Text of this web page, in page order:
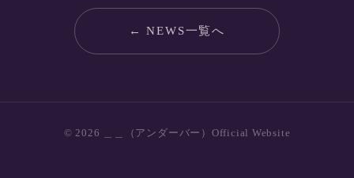
← NEWS一覧へ
© 2026 ＿＿（アンダーバー）Official Website